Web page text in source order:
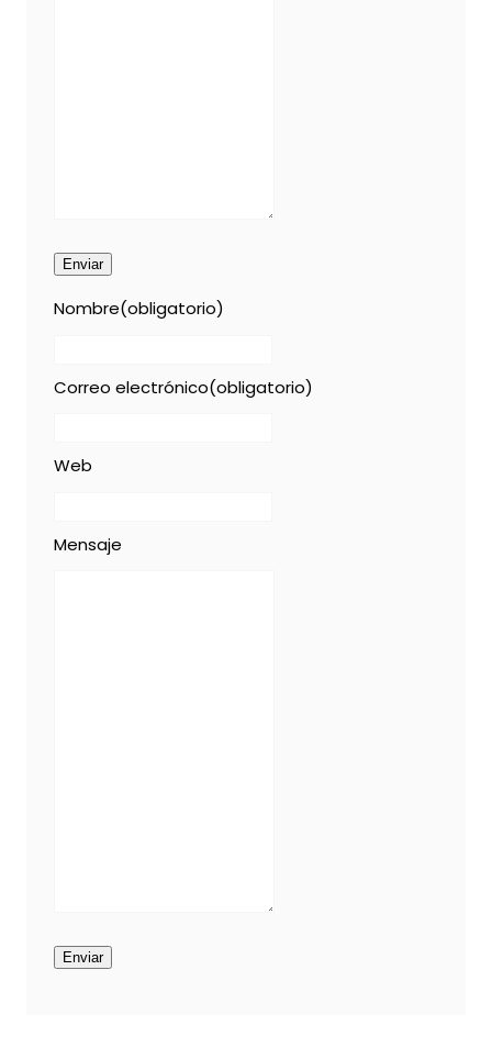
Enviar
Nombre(obligatorio)
Correo electrónico(obligatorio)
Web
Mensaje
Enviar